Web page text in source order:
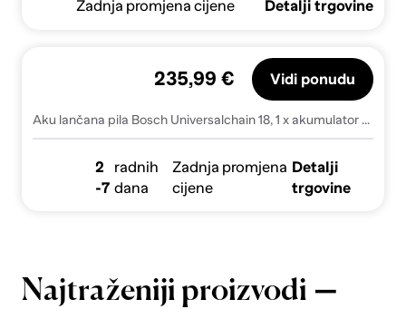
Zadnja promjena cijene Detalji trgovine
Aku lančana pila Bosch Universalchain 18, 1 x akumulator Pba 18v 2.5ah
235,99 € Vidi ponudu
2
-7
radnih
dana
Zadnja promjena
cijene
Detalji
trgovine
Najtraženiji proizvodi —